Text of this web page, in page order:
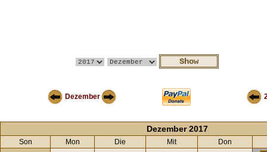
Dezember
Dezember 2017
Son Mon Die Mit Don